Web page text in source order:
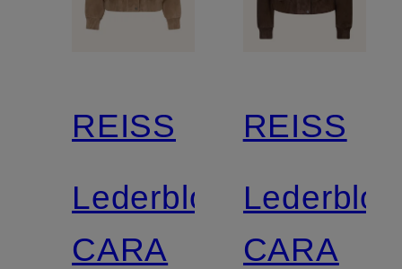
REISS
Lederblouson
CARA
REISS
CARA